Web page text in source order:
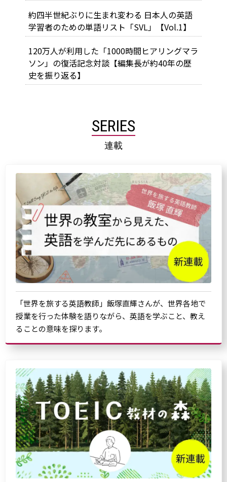
約四半世紀ぶりに生まれ変わる 日本人の英語
学習者のための単語リスト「SVL」【Vol.1】
120万人が利用した「1000時間ヒアリングマラ
ソン」の復活記念対談【編集長が約40年の歴
史を振り返る】
SERIES
連載
「世界を旅する英語教師」飯塚直輝さんが、世界各地で
授業を行った体験を語りながら、英語を学ぶこと、教え
ることの意味を探ります。